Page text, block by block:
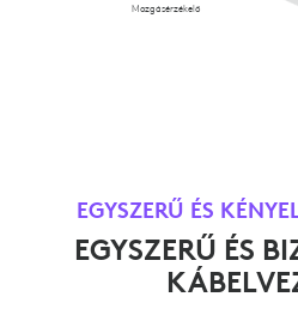
Mozgásérzékelő
EGYSZERŰ ÉS
EGYSZERŰ ÉS